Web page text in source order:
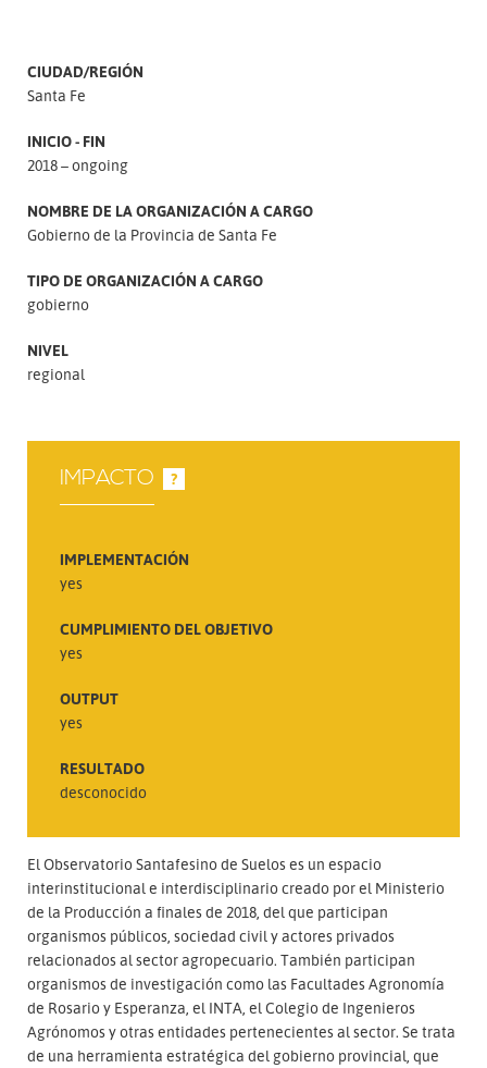
CIUDAD/REGIÓN
Santa Fe
INICIO - FIN
2018 – ongoing
NOMBRE DE LA ORGANIZACIÓN A CARGO
Gobierno de la Provincia de Santa Fe
TIPO DE ORGANIZACIÓN A CARGO
gobierno
NIVEL
regional
IMPACTO ?
IMPLEMENTACIÓN
yes
CUMPLIMIENTO DEL OBJETIVO
yes
OUTPUT
yes
RESULTADO
desconocido
El Observatorio Santafesino de Suelos es un espacio
interinstitucional e interdisciplinario creado por el Ministerio
de la Producción a finales de 2018, del que participan
organismos públicos, sociedad civil y actores privados
relacionados al sector agropecuario. También participan
organismos de investigación como las Facultades Agronomía
de Rosario y Esperanza, el INTA, el Colegio de Ingenieros
Agrónomos y otras entidades pertenecientes al sector. Se trata
de una herramienta estratégica del gobierno provincial, que